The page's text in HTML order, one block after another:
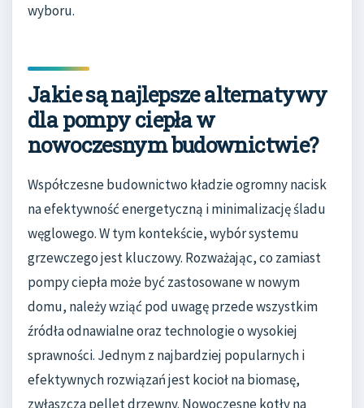
wyboru.
Jakie są najlepsze alternatywy
dla pompy ciepła w
nowoczesnym budownictwie?
Współczesne budownictwo kładzie ogromny nacisk
na efektywność energetyczną i minimalizację śladu
węglowego. W tym kontekście, wybór systemu
grzewczego jest kluczowy. Rozważając, co zamiast
pompy ciepła może być zastosowane w nowym
domu, należy wziąć pod uwagę przede wszystkim
źródła odnawialne oraz technologie o wysokiej
sprawności. Jednym z najbardziej popularnych i
efektywnych rozwiązań jest kocioł na biomasę,
zwłaszcza pellet drzewny. Nowoczesne kotły na